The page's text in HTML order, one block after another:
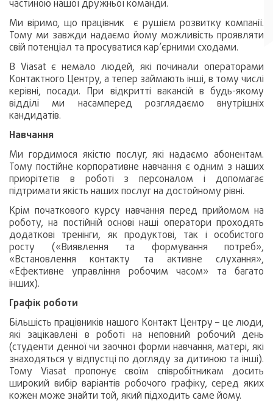
частиною нашої дружньої команди.
Ми віримо, що працівник є рушієм розвитку компанії.
Тому ми завжди надаємо йому можливість проявляти
свій потенціал та просуватися кар’єрними сходами.
В Viasat є немало людей, які починали операторами
Контактного Центру, а тепер займають інші, в тому числі
керівні, посади. При відкритті вакансій в будь-якому
відділі ми насамперед розглядаємо внутрішніх
кандидатів.
Навчання
Ми гордимося якістю послуг, які надаємо абонентам.
Тому постійне корпоративне навчання є одним з наших
приорітетів в роботі з персоналом і допомагає
підтримати якість наших послуг на достойному рівні.
Крім початкового курсу навчання перед прийомом на
роботу, на постійній основі наші оператори проходять
додаткові тренінги, як продуктові, так і особистого
росту («Виявлення та формування потреб»,
«Встановлення контакту та активне слухання»,
«Ефективне управління робочим часом» та багато
інших).
Графік роботи
Більшість працівників нашого Контакт Центру – це люди,
які зацікавлені в роботі на неповний робочий день
(студенти денної чи заочної форми навчання, матері, які
знаходяться у відпустці по догляду за дитиною та інші).
Тому Viasat пропонує своїм співробітникам досить
широкий вибір варіантів робочого графіку, серед яких
кожен може знайти той, який підходить саме йому.